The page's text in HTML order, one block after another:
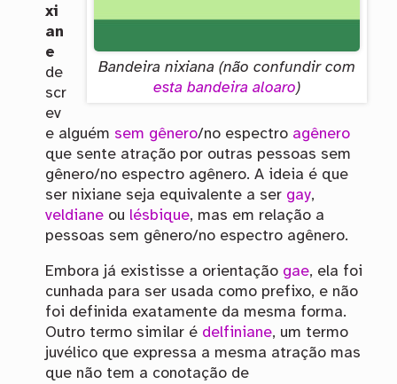
Bandeira nixiana (não confundir com
esta bandeira aloaro)
xi
an
e
de
scr
ev
e alguém sem gênero/no espectro agênero
que sente atração por outras pessoas sem
gênero/no espectro agênero. A ideia é que
ser nixiane seja equivalente a ser gay,
veldianeou lésbique, mas em relação a
pessoas sem gênero/no espectro agênero.
Embora já existisse a orientação gae, ela foi
cunhada para ser usada como prefixo, e não
foi definida exatamente da mesma forma.
Outro termo similar é delfiniane, um termo
juvélico que expressa a mesma atração mas
que não tem a conotação de